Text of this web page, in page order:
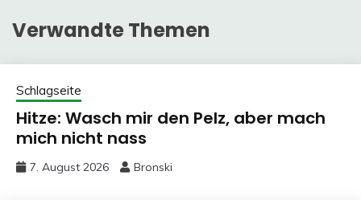
Verwandte Themen
Schlagseite
Hitze: Wasch mir den Pelz, aber mach
mich nicht nass
7. August 2026 Bronski